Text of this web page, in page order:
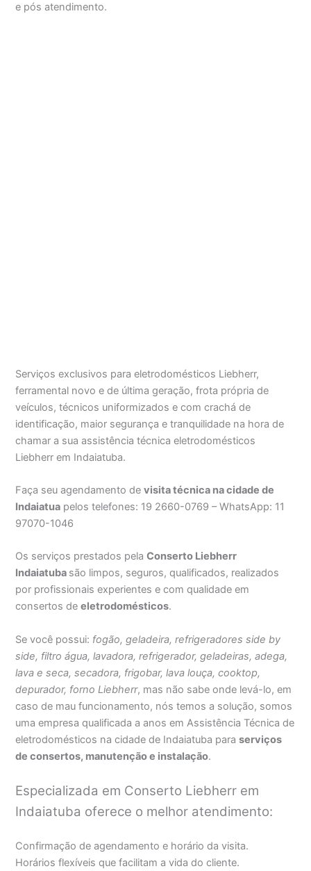
e pós atendimento.
Serviços exclusivos para eletrodomésticos Liebherr,
ferramental novo e de última geração, frota própria de
veículos, técnicos uniformizados e com crachá de
identificação, maior segurança e tranquilidade na hora de
chamar a sua assistência técnica eletrodomésticos
Liebherr em Indaiatuba.
Faça seu agendamento devisita técnica na cidade de
Indaiatua pelos telefones: 19 2660-0769 – WhatsApp: 11
97070-1046
Os serviços prestados pelaConserto Liebherr
Indaiatuba são limpos, seguros, qualificados, realizados
por profissionais experientes e com qualidade em
consertos deeletrodomésticos.
Se você possui: fogão, geladeira, refrigeradores side by
side, filtro água, lavadora, refrigerador, geladeiras, adega,
lava e seca, secadora, frigobar, lava louça, cooktop,
depurador, forno Liebherr, mas não sabe onde levá-lo, em
caso de mau funcionamento, nós temos a solução, somos
uma empresa qualificada a anos em Assistência Técnica de
eletrodomésticos na cidade de Indaiatuba paraserviços
de consertos, manutenção e instalação.
Especializada em Conserto Liebherr em
Indaiatuba oferece o melhor atendimento:
Confirmação de agendamento e horário da visita.
Horários flexíveis que facilitam a vida do cliente.